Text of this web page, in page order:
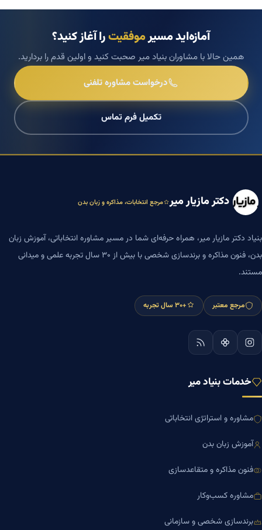
آمازه‌اید مسیرموفقیترا آغاز کنید؟
همین حالا با مشاوران بنیاد میر صحبت کنید و اولین قدم را بردارید.
درخواست مشاوره تلفنی
تکمیل فرم تماس
دکتر مازیار میر مرجع انتخابات، مذاکره و زبان بدن
بنیاد دکتر مازیار میر، همراه حرفه‌ای شما در مسیر مشاوره انتخاباتی، آموزش زبان
بدن، فنون مذاکره و برندسازی شخصی با بیش از ۳۰ سال تجربه علمی و میدانی
مستند.
مرجع معتبر +۳۰ سال تجربه
خدمات بنیاد میر
مشاوره و استراتژی انتخاباتی
آموزش زبان بدن
فنون مذاکره و متقاعدسازی
مشاوره کسب‌وکار
برندسازی شخصی و سازمانی